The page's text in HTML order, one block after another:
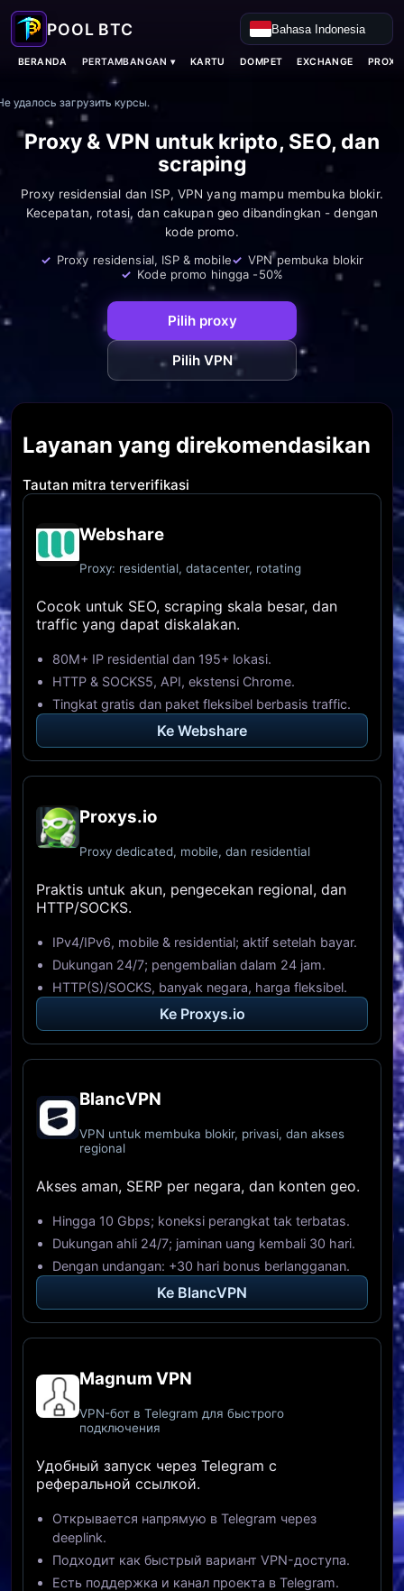
Bahasa Indonesia
BERANDA PERTAMBANGAN ▾ KARTU DOMPET EXCHANGE
удалось загрузить курсы.
Proxy & VPN untuk kripto, SEO, dan
scraping
Proxy residensial dan ISP, VPN yang mampu membuka blokir.
Kecepatan, rotasi, dan cakupan geo dibandingkan - dengan
kode promo.
Proxy residensial, ISP & mobile
VPN pembuka blokir
Kode promo hingga -50%
Pilih proxy
Pilih VPN
Layanan yang direkomendasikan
Tautan mitra terverifikasi
Webshare
Proxy: residential, datacenter, rotating
Cocok untuk SEO, scraping skala besar, dan
traffic yang dapat diskalakan.
80M+ IP residential dan 195+ lokasi.
HTTP & SOCKS5, API, ekstensi Chrome.
Tingkat gratis dan paket fleksibel berbasis traffic.
Ke Webshare
Proxys.io
Proxy dedicated, mobile, dan residential
Praktis untuk akun, pengecekan regional, dan
HTTP/SOCKS.
IPv4/IPv6, mobile & residential; aktif setelah bayar.
Dukungan 24/7; pengembalian dalam 24 jam.
HTTP(S)/SOCKS, banyak negara, harga fleksibel.
Ke Proxys.io
BlancVPN
VPN untuk membuka blokir, privasi, dan akses
regional
Akses aman, SERP per negara, dan konten geo.
Hingga 10 Gbps; koneksi perangkat tak terbatas.
Dukungan ahli 24/7; jaminan uang kembali 30 hari.
Dengan undangan: +30 hari bonus berlangganan.
Ke BlancVPN
Magnum VPN
VPN-бот в Telegram для быстрого
подключения
Удобный запуск через Telegram с
реферальной ссылкой.
Открывается напрямую в Telegram через
deeplink.
Подходит как быстрый вариант VPN-доступа.
Есть поддержка и канал проекта в Telegram.